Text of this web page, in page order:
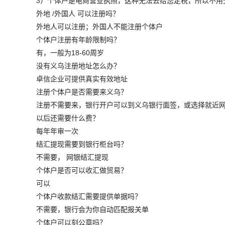
外地 /外国人 可以注册吗？
外地人可以注册；外国人不能注册个体户
个体户注册有年龄限制吗？
有，一般为18-60周岁
没有义乌注册地址怎么办？
卓信企业可提供真实有效地址
注册个体户是否需要来义乌？
注册不需要来，银行开户可以到义乌银行面签，或选择就近
以后还需要什么费？
每年年审一次
结汇提现需要到银行柜台吗？
不需要， 网银结汇提现
个体户是否可以收汇做贸易？
可以
个体户收款结汇需要提供单据吗？
不需要，银行会为你自动匹配报关单
个体户可以刻公章吗？